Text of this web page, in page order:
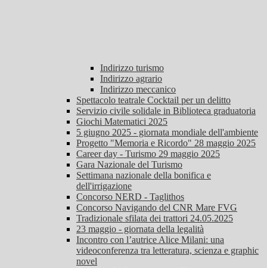
Indirizzo turismo
Indirizzo agrario
Indirizzo meccanico
Spettacolo teatrale Cocktail per un delitto
Servizio civile solidale in Biblioteca graduatoria
Giochi Matematici 2025
5 giugno 2025 - giornata mondiale dell'ambiente
Progetto "Memoria e Ricordo" 28 maggio 2025
Career day - Turismo 29 maggio 2025
Gara Nazionale del Turismo
Settimana nazionale della bonifica e
dell'irrigazione
Concorso NERD - Taglithos
Concorso Navigando del CNR Mare FVG
Tradizionale sfilata dei trattori 24.05.2025
23 maggio - giornata della legalità
Incontro con l’autrice Alice Milani: una
videoconferenza tra letteratura, scienza e graphic
novel